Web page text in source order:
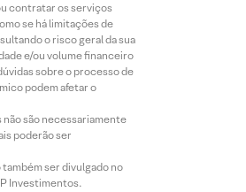
contratar os serviços
se há limitações de
o risco geral da sua
e/ou volume financeiro
sobre o processo de
podem afetar o
são necessariamente
poderão ser
ser divulgado no
Investimentos.